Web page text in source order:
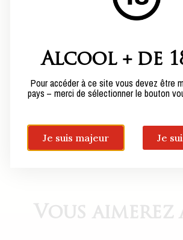
Vous aimerez
Alcool + de
Pour accéder à ce site vous devez être
pays – merci de sélectionner le bouton
Je suis majeur Je